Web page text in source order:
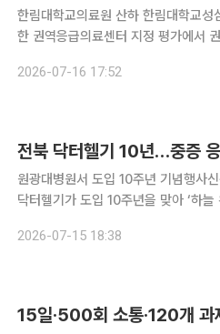
한림대학교의료원 산하 한림대학교
한 권역응급의료센터 지정 평가에서 권역응급의료센
2026-07-16 17:52
전북 닥터헬기 10년…중증
원광대병원서 도입 10주년 기념행사신규 중형헬기
닥터헬기가 도입 10주년을 맞아 ‘하늘 위 응급실’ 역할
원광대병원에 배치된 뒤 전북 전역과
2026-07-15 18:38